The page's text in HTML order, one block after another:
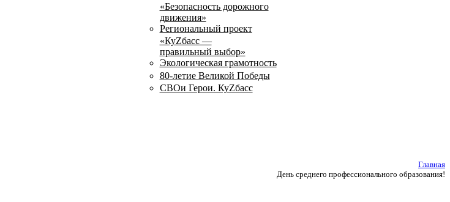
«Безопасность дорожного
движения»
Региональный проект
«КуZбасс —
правильный выбор»
Экологическая грамотность
80-летие Великой Победы
СВОи Герои. КуZбасс
Главная
День среднего профессионального образования!